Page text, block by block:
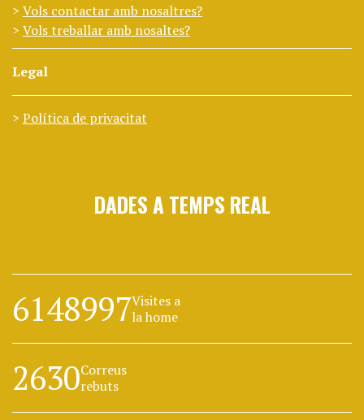
Vols contactar amb nosaltres?
Vols treballar amb nosaltes?
Legal
Política de privacitat
DADES A TEMPS REAL
6148997Visites a
la home
2630Correus
rebuts